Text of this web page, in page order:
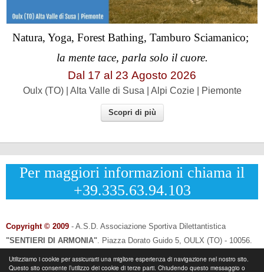
Utilizziamo i cookie per assicurarti una migliore esperienza di navigazione nel nostro sito.
Questo sito consente l’utilizzo dei cookie di terze parti. Chiudendo questo messaggio o
Natura, Yoga, Forest Bathing, Tamburo Sciamanico;
la mente tace, parla solo il cuore.
Dal 17 al 23 Agosto 2026
Oulx (TO) | Alta Valle di Susa | Alpi Cozie | Piemonte
Scopri di più
Per maggiori informazioni chiama il
+39.335.63.94.103
Copyright © 2009 - A.S.D. Associazione Sportiva Dilettantistica
"SENTIERI DI ARMONIA". Piazza Dorato Guido 5, OULX (TO) - 10056.
Info & Contatti:Laura Eynard: +39.335.6394103